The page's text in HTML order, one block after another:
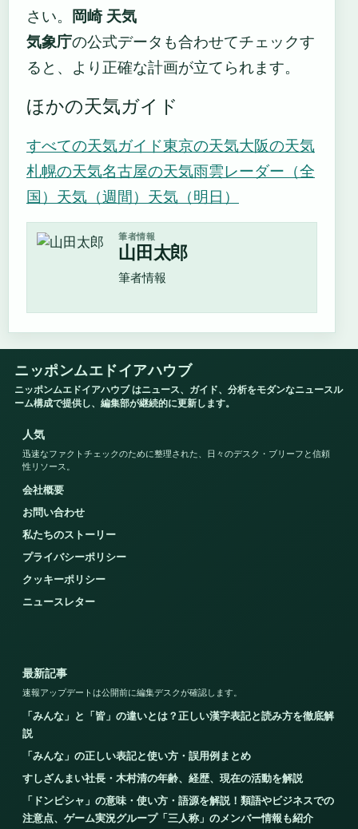
さい。 岡崎 天気
気象庁の公式データも合わせてチェックす
ると、より正確な計画が立てられます。
ほかの天気ガイド
すべての天気ガイド東京の天気大阪の天気
札幌の天気名古屋の天気雨雲レーダー（全
国） 天気（週間） 天気（明日）
筆者情報
山田太郎
筆者情報
ニッポンムエドイアハウブ
ニッポンムエドイアハウブ はニュース、ガイド、分析をモダンなニュースル
ーム構成で提供し、編集部が継続的に更新します。
人気
迅速なファクトチェックのために整理された、日々のデスク・ブリーフと信頼
性リソース。
会社概要
お問い合わせ
私たちのストーリー
プライバシーポリシー
クッキーポリシー
ニュースレター
最新記事
速報アップデートは公開前に編集デスクが確認します。
「みんな」と「皆」の違いとは？正しい漢字表記と読み方を徹底解
説
「みんな」の正しい表記と使い方・誤用例まとめ
すしざんまい社長・木村清の年齢、経歴、現在の活動を解説
「ドンピシャ」の意味・使い方・語源を解説！類語やビジネスでの
注意点、ゲーム実況グループ「三人称」のメンバー情報も紹介